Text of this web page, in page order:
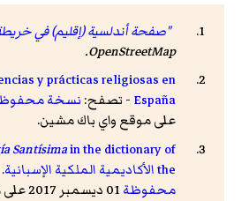
"صفحة أندلسية (إقليم) في
OpenStreetMap
.
y prácticas religiosas en
España - تصفح: نسخة
على موقع واي باك مشين.
Santísimain the dictionary of
the الأكاديمية الملكية الإسبانية.
محفوظة